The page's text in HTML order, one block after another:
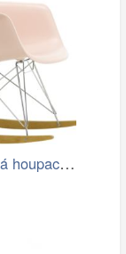
Vitra designová houpací křesla RAR